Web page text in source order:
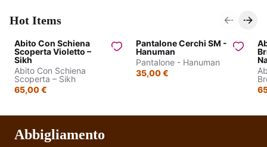
Hot Items
Abito Con Schiena
Scoperta Violetto –
Sikh
Abito Con Schiena
Scoperta – Sikh
65,00 €
Pantalone Cerchi SM -
Hanuman
Pantalone - Hanuman
35,00 €
Abbigliamento